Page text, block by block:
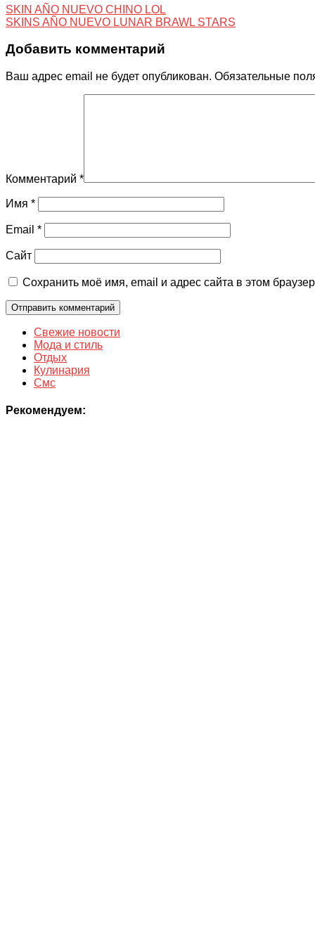
SKIN AÑO NUEVO CHINO LOL
SKINS AÑO NUEVO LUNAR BRAWL STARS
Добавить комментарий
Ваш адрес email не будет опубликован. Обязательные
Комментарий *
Имя *
Email *
Сайт
Сохранить моё имя, email и адрес сайта в этом
Свежие новости
Мода и стиль
Отдых
Кулинария
Смс
Рекомендуем: